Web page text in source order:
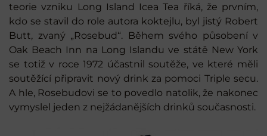
teorie vzniku Long Island Icea Tea říká, že prvním,
kdo se stavil do role autora koktejlu, byl jistý Robert
Butt, zvaný „Rosebud“. Během svého působení v
Oak Beach Inn na Long Islandu ve státě New York
se totiž v roce 1972 účastnil soutěže, ve které měli
soutěžící připravit nový drink za pomoci Triple secu.
A hle, Rosebudovi se to povedlo natolik, že nakonec
vymyslel jeden z nejžádanějších drinků současnosti.